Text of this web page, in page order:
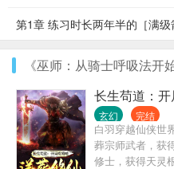
第1章 练习时长两年半的［满级
《巫师：从骑士呼吸法开
长生苟道：
玄幻 完结
白羽穿越仙侠世
葬宗师武者，获
修士，获得天灵